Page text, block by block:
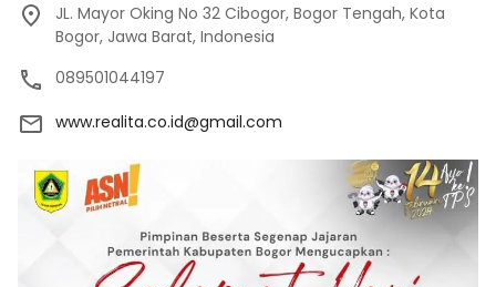
JL. Mayor Oking No 32 Cibogor, Bogor Tengah, Kota
Bogor, Jawa Barat, Indonesia
089501044197
www.realita.co.id@gmail.com